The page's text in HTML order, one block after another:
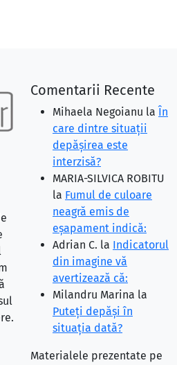
Comentarii Recente
Mihaela Negoianu la În
care dintre situaţii
depăşirea este
interzisă?
MARIA-SILVICA ROBITU
la Fumul de culoare
neagră emis de
eşapament indică:
Adrian C. la Indicatorul
din imagine vă
avertizează că:
Milandru Marina la
Puteţi depăşi în
situaţia dată?
Materialele prezentate pe